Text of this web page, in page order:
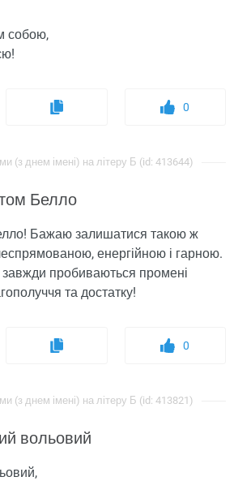
собою,
0
(з днем ​​імені) на літеру Б (id: 413644)
Белло
Бажаю залишатися такою ж
енергійною і гарною.
завжди пробиваються промені
та достатку!
0
(з днем ​​імені) на літеру Б (id: 413821)
вольовий